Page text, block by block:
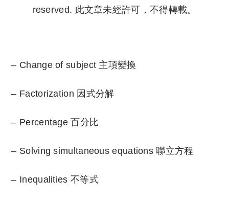
reserved. 此文章未經許可，不得轉載。
– Change of subject 主項變換
– Factorization 因式分解
– Percentage 百分比
– Solving simultaneous equations 聯立方程
– Inequalities 不等式